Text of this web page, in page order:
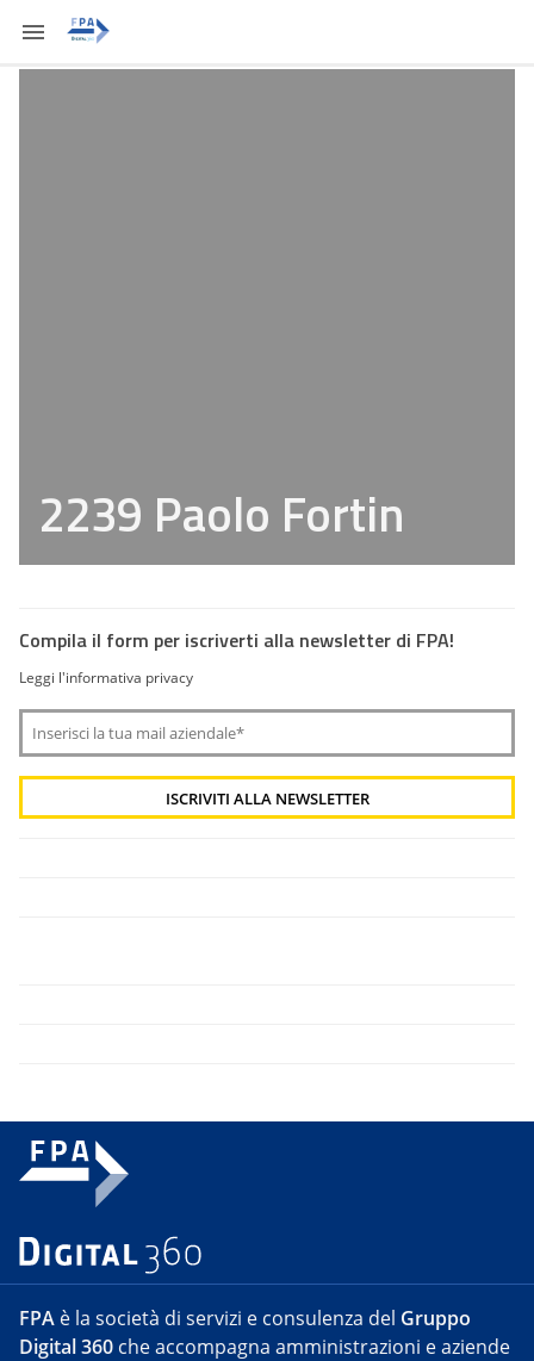
2239 Paolo Fortin
Compila il form per iscriverti alla newsletter di FPA!
Leggi l'informativa privacy
FPA è la società di servizi e consulenza del Gruppo
Digital 360 che accompagna amministrazioni e aziende